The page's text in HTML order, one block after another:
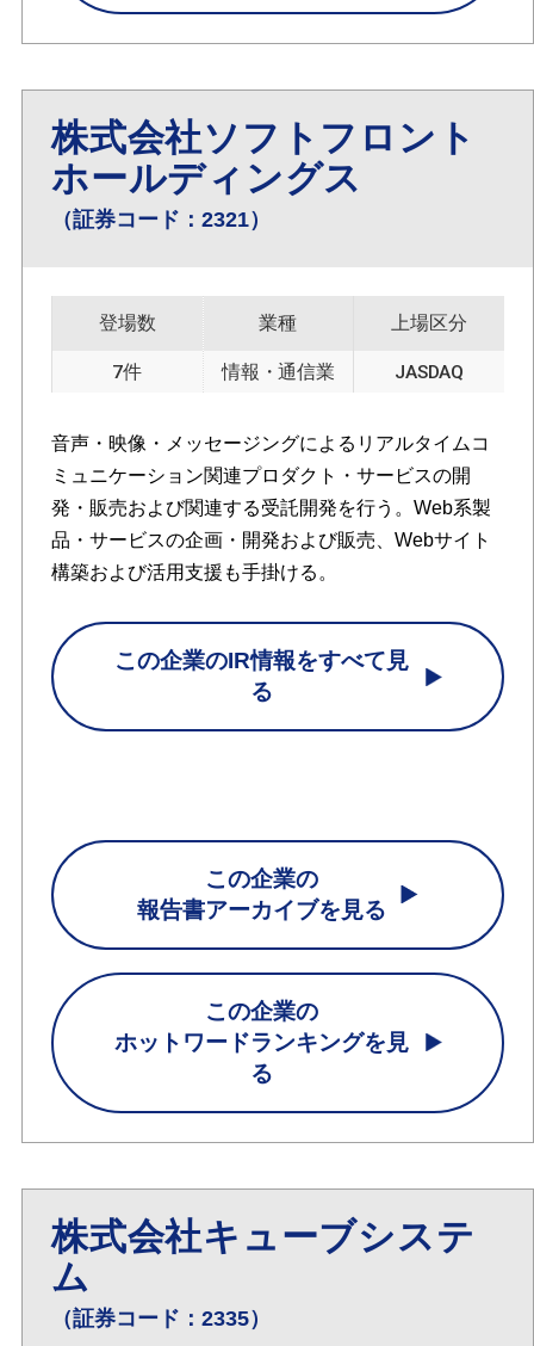
株式会社ソフトフロント
ホールディングス
（証券コード：2321）
登場数
7件
業種
情報・通信業
上場区分
JASDAQ
音声・映像・メッセージングによるリアルタイムコ
ミュニケーション関連プロダクト・サービスの開
発・販売および関連する受託開発を行う。Web系製
品・サービスの企画・開発および販売、Webサイト
構築および活用支援も手掛ける。
この企業のIR情報をすべて見
る
この企業の
報告書アーカイブを見る
この企業の
ホットワードランキングを見
る
株式会社キューブシステ
ム
（証券コード：2335）